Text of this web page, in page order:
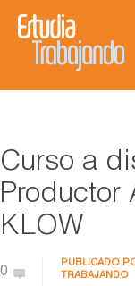
Curso a
Productor
KLOW
0
PUBLICADO
TRABAJANDO